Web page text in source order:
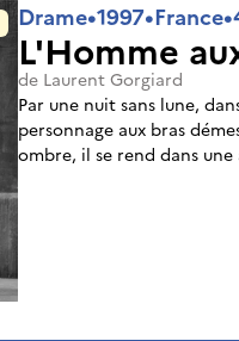
Drame•1997•France•
L'Homme
de Laurent Gorgiard
Par une nuit sans lune,
personnage aux bras
ombre, il se rend dans